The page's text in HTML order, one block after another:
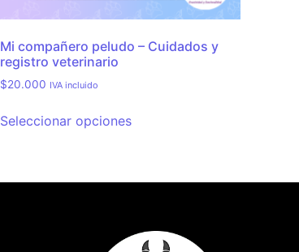
Mi compañero peludo – Cuidados y
registro veterinario
$20.000 IVA incluido
Seleccionar opciones